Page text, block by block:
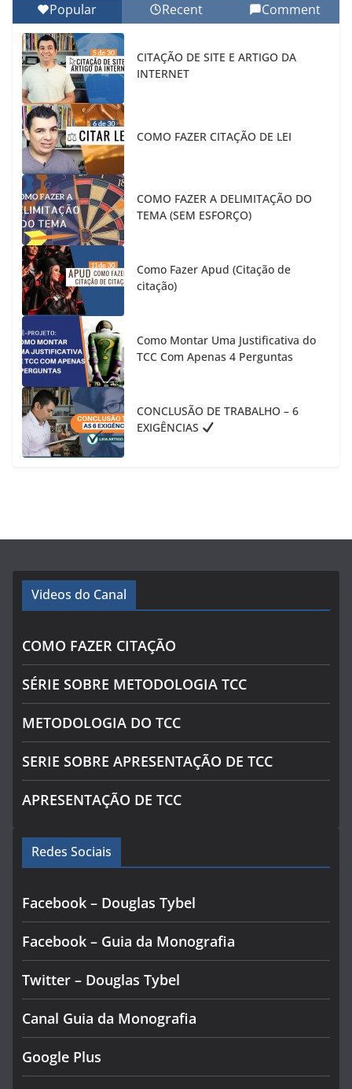
Popular Recent Comment
CITAÇÃO DE SITE E ARTIGO DA
INTERNET
COMO FAZER CITAÇÃO DE LEI
COMO FAZER A DELIMITAÇÃO DO
TEMA (SEM ESFORÇO)
Como Fazer Apud (Citação de
citação)
Como Montar Uma Justificativa do
TCC Com Apenas 4 Perguntas
CONCLUSÃO DE TRABALHO – 6
EXIGÊNCIAS
Videos do Canal
COMO FAZER CITAÇÃO
SÉRIE SOBRE METODOLOGIA TCC
METODOLOGIA DO TCC
SERIE SOBRE APRESENTAÇÃO DE TCC
APRESENTAÇÃO DE TCC
Redes Sociais
Facebook – Douglas Tybel
Facebook – Guia da Monografia
Twitter – Douglas Tybel
Canal Guia da Monografia
Google Plus